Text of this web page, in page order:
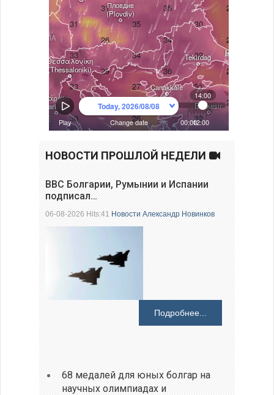
НОВОСТИ ПРОШЛОЙ НЕДЕЛИ
ВВС Болгарии, Румынии и Испании
подписал…
06-08-2026 Hits:41Новости Александр Новинков
Подробнее...
68 медалей для юных болгар на
научных олимпиадах и